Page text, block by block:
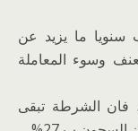
سنويا ما يزيد عن
وسوء المعاملة
احصائيات المنظمة لسنة 2015 ، فان الشرطة تبقى